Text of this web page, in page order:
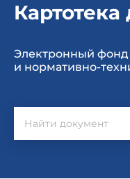
Электронный фонд
и нормативно-